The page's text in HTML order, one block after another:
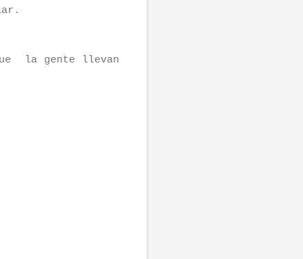
la gente llevan